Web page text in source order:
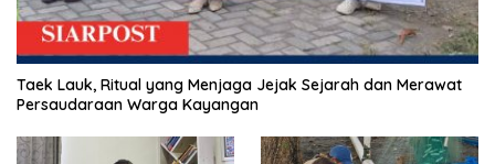
Taek Lauk, Ritual yang Menjaga Jejak Sejarah dan Merawat
Persaudaraan Warga Kayangan